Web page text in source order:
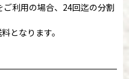
利用の場合、24回迄の分割
となります。